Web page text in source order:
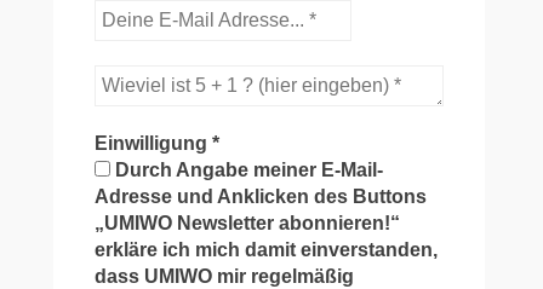
Einwilligung*
Durch Angabe meiner E-Mail-
Adresse und Anklicken des Buttons
„UMIWO Newsletter abonnieren!“
erkläre ich mich damit einverstanden,
dass UMIWO mir regelmäßig